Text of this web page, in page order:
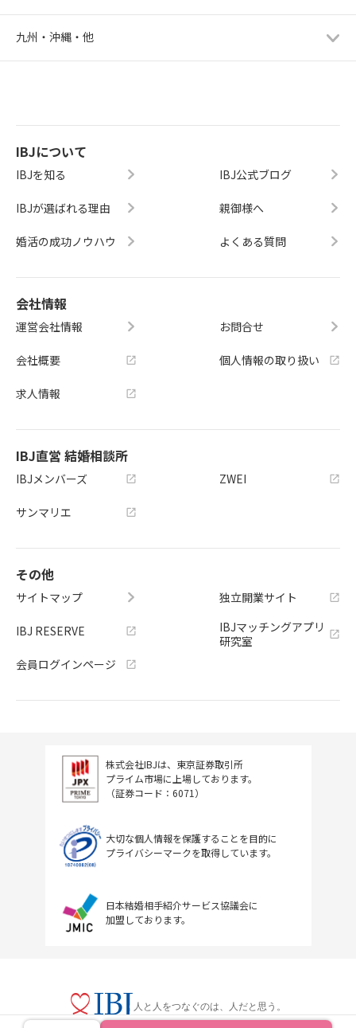
九州・沖縄・他
IBJについて
IBJを知る
IBJが選ばれる理由
婚活の成功ノウハウ
IBJ公式ブログ
親御様へ
よくある質問
会社情報
運営会社情報
会社概要
求人情報
お問合せ
個人情報の取り扱い
IBJ直営 結婚相談所
IBJメンバーズ
サンマリエ
ZWEI
その他
サイトマップ
IBJ RESERVE
会員ログインページ
独立開業サイト
IBJマッチングアプリ
研究室
株式会社IBJは、東京証券取引所
プライム市場に上場しております。
（証券コード：6071）
大切な個人情報を保護することを目的に
プライバシーマークを取得しています。
日本結婚相手紹介サービス協議会に
加盟しております。
人と人をつなぐのは、人だと思う。